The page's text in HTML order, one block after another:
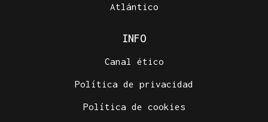
Atlántico
INFO
Canal ético
Política de privacidad
Política de cookies